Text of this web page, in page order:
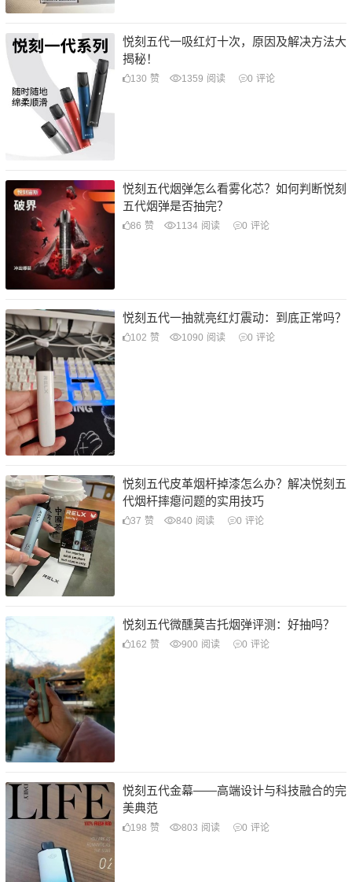
悦刻五代一吸红灯十次，原因及解决方法大
揭秘！
130 赞 1359 阅读 0 评论
悦刻五代烟弹怎么看雾化芯？如何判断悦刻
五代烟弹是否抽完？
86 赞 1134 阅读 0 评论
悦刻五代一抽就亮红灯震动：到底正常吗？
102 赞 1090 阅读 0 评论
悦刻五代皮革烟杆掉漆怎么办？解决悦刻五
代烟杆摔瘪问题的实用技巧
37 赞 840 阅读 0 评论
悦刻五代微醺莫吉托烟弹评测：好抽吗？
162 赞 900 阅读 0 评论
悦刻五代金幕——高端设计与科技融合的完
美典范
198 赞 803 阅读 0 评论